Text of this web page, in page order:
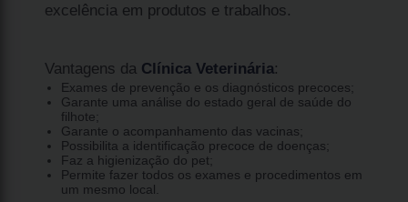
excelência em produtos e trabalhos.
Vantagens da Clínica Veterinária:
Exames de prevenção e os diagnósticos precoces;
Garante uma análise do estado geral de saúde do
filhote;
Garante o acompanhamento das vacinas;
Possibilita a identificação precoce de doenças;
Faz a higienização do pet;
Permite fazer todos os exames e procedimentos em
um mesmo local.